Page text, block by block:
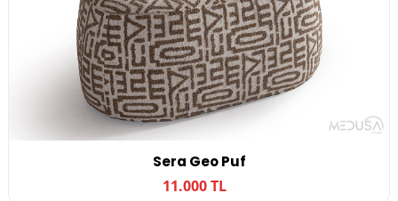
Sera Geo Puf
11.000 TL